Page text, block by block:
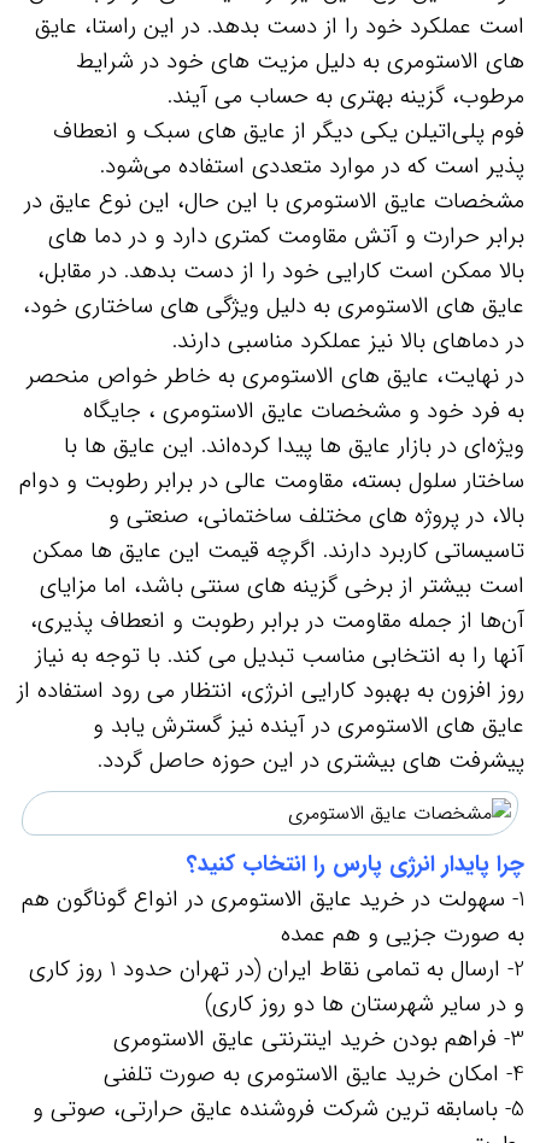
است عملکرد خود را از دست بدهد. در این راستا، عایق‌
های الاستومری به دلیل مزیت‌ های خود در شرایط
مرطوب، گزینه بهتری به حساب می‌ آیند.
فوم پلی‌اتیلن یکی دیگر از عایق‌ های سبک و انعطاف‌
پذیر است که در موارد متعددی استفاده می‌شود.
مشخصات عایق الاستومری با این حال، این نوع عایق در
برابر حرارت و آتش مقاومت کمتری دارد و در دما های
بالا ممکن است کارایی خود را از دست بدهد. در مقابل،
عایق‌ های الاستومری به دلیل ویژگی‌ های ساختاری خود،
در دماهای بالا نیز عملکرد مناسبی دارند.
در نهایت، عایق‌ های الاستومری به خاطر خواص منحصر
به فرد خود و مشخصات عایق الاستومری ، جایگاه
ویژه‌ای در بازار عایق‌ ها پیدا کرده‌اند. این عایق‌ ها با
ساختار سلول بسته، مقاومت عالی در برابر رطوبت و دوام
بالا، در پروژه‌ های مختلف ساختمانی، صنعتی و
تاسیساتی کاربرد دارند. اگرچه قیمت این عایق‌ ها ممکن
است بیشتر از برخی گزینه‌ های سنتی باشد، اما مزایای
آن‌ها از جمله مقاومت در برابر رطوبت و انعطاف‌ پذیری،
آنها را به انتخابی مناسب تبدیل می‌ کند. با توجه به نیاز
روز افزون به بهبود کارایی انرژی، انتظار می‌ رود استفاده از
عایق‌ های الاستومری در آینده نیز گسترش یابد و
پیشرفت‌ های بیشتری در این حوزه حاصل گردد.
چرا پایدار انرژی پارس را انتخاب کنید؟
1- سهولت در خرید عایق الاستومری در انواع گوناگون هم
به صورت جزیی و هم عمده
2- ارسال به تمامی نقاط ایران (در تهران حدود 1 روز کاری
و در سایر شهرستان ها دو روز کاری)
3- فراهم بودن خرید اینترنتی عایق الاستومری
4- امکان خرید عایق الاستومری به صورت تلفنی
5- باسابقه ترین شرکت فروشنده عایق حرارتی، صوتی و